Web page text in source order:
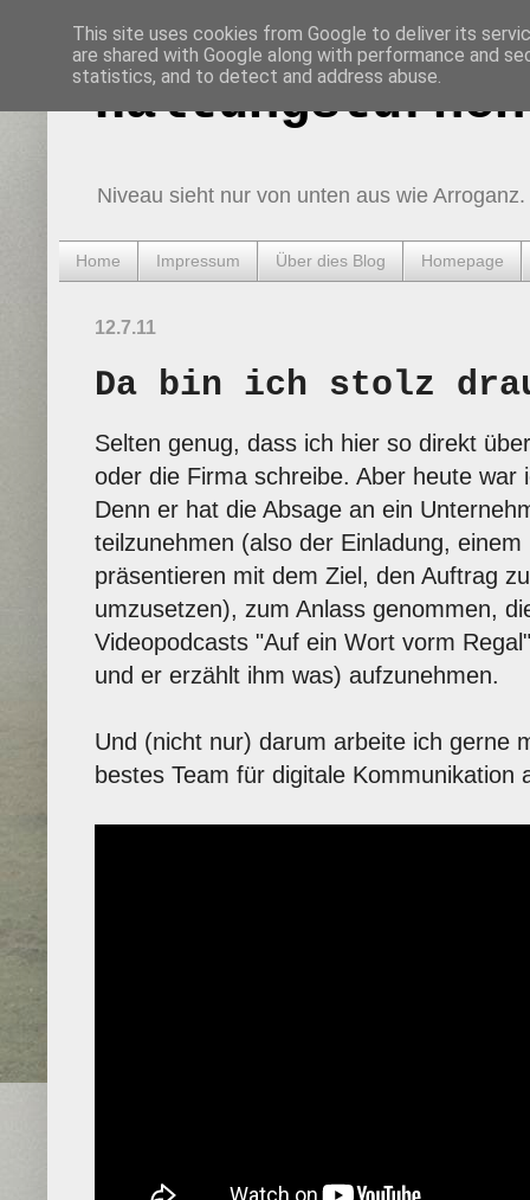
Haltungsturnen
Niveau sieht nur von unten aus wie Arroganz.
Home Impressum Über dies Blog Homepage
12.7.11
Da bin ich stolz
Selten genug, dass ich hier so direkt
oder die Firma schreibe. Aber heute
Denn er hat die Absage an ein
teilzunehmen (also der Einladung,
präsentieren mit dem Ziel, den Auftrag
umzusetzen), zum Anlass genommen,
Videopodcasts "Auf ein Wort vorm
und er erzählt ihm was) aufzunehmen.
Und (nicht nur) darum arbeite ich gerne
bestes Team für digitale Kommunikation
This site uses cookies from Google to deliver its
are shared with Google along with performance and
statistics, and to detect and address abuse.